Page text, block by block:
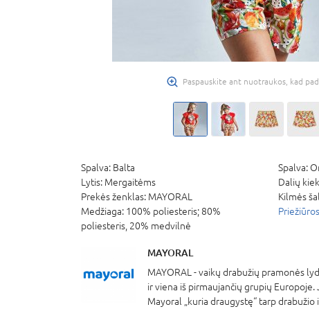
Paspauskite ant nuotraukos, kad
Spalva: Balta Spalva:
Lytis: Mergaitėms Dalių
Prekės ženklas: MAYORAL Kilmės
Medžiaga: 100% poliesteris; 80%
poliesteris, 20% medvilnė
MAYORAL
MAYORAL - vaikų drabužių pramonės
ir viena iš pirmaujančių grupių
Mayoral „kuria draugystę“ tarp